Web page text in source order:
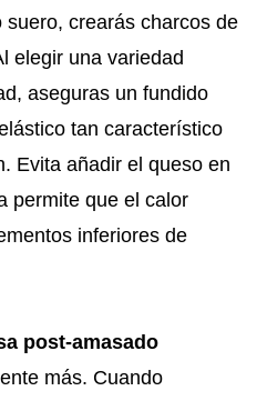
crearás charcos de
elegir una variedad
aseguras un fundido
tan característico
Evita añadir el queso en
permite que el calor
inferiores de
post-amasado
más. Cuando